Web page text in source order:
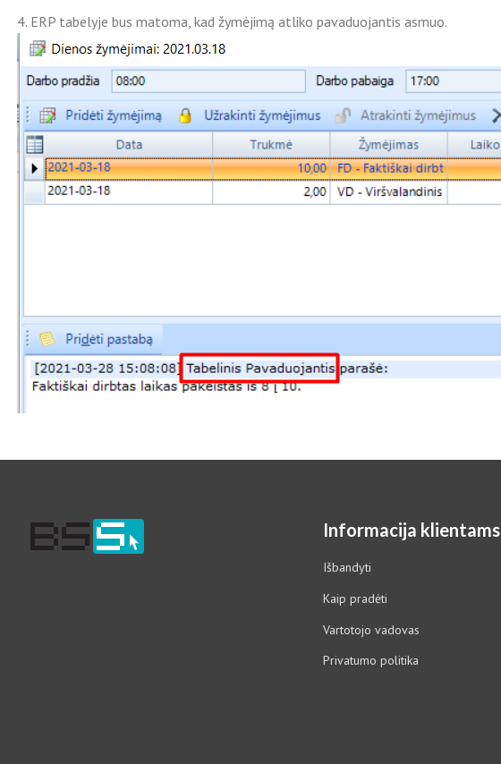
4. ERP tabelyje bus matoma, kad žymėjimą atliko pavaduojantis asmuo.
Informacija klientams
Išbandyti
Kaip pradėti
Vartotojo vadovas
Privatumo politika